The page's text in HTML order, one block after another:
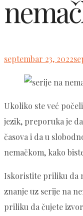
Posted
septembar 23, 2022
Ukoliko ste već
jezik, preporuka je
časova i da u
nemačkom, kako
Iskoristite priliku da
znanje uz serije na
priliku da čujete